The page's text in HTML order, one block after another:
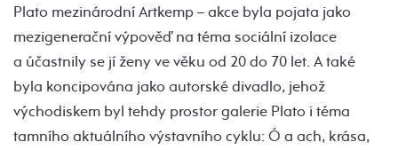
Plato mezinárodní Artkemp – akce byla pojata jako
mezigenerační výpověď na téma sociální izolace
a účastnily se jí ženy ve věku od 20 do 70 let. A také
byla koncipována jako autorské divadlo, jehož
východiskem byl tehdy prostor galerie Plato i téma
tamního aktuálního výstavního cyklu: Ó a ach, krása,